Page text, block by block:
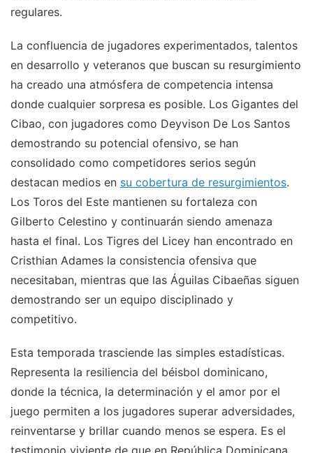
regulares.
La confluencia de jugadores experimentados, talentos
en desarrollo y veteranos que buscan su resurgimiento
ha creado una atmósfera de competencia intensa
donde cualquier sorpresa es posible. Los Gigantes del
Cibao, con jugadores como Deyvison De Los Santos
demostrando su potencial ofensivo, se han
consolidado como competidores serios según
destacan medios en su cobertura de resurgimientos.
Los Toros del Este mantienen su fortaleza con
Gilberto Celestino y continuarán siendo amenaza
hasta el final. Los Tigres del Licey han encontrado en
Cristhian Adames la consistencia ofensiva que
necesitaban, mientras que las Águilas Cibaeñas siguen
demostrando ser un equipo disciplinado y
competitivo.
Esta temporada trasciende las simples estadísticas.
Representa la resiliencia del béisbol dominicano,
donde la técnica, la determinación y el amor por el
juego permiten a los jugadores superar adversidades,
reinventarse y brillar cuando menos se espera. Es el
testimonio viviente de que en República Dominicana,